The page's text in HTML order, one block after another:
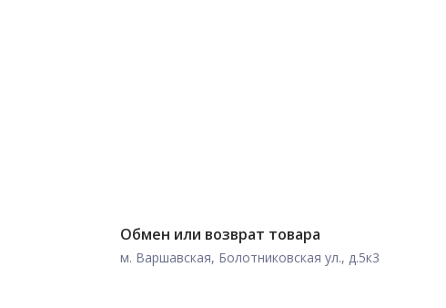
Обмен или возврат товара
м. Варшавская, Болотниковская ул., д.5к3